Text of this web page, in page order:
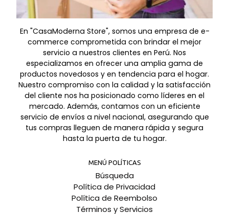
En "CasaModerna Store", somos una empresa de e-
commerce comprometida con brindar el mejor
servicio a nuestros clientes en Perú. Nos
especializamos en ofrecer una amplia gama de
productos novedosos y en tendencia para el hogar.
Nuestro compromiso con la calidad y la satisfacción
del cliente nos ha posicionado como líderes en el
mercado. Además, contamos con un eficiente
servicio de envíos a nivel nacional, asegurando que
tus compras lleguen de manera rápida y segura
hasta la puerta de tu hogar.
MENÚ POLÍTICAS
Búsqueda
Política de Privacidad
Política de Reembolso
Términos y Servicios